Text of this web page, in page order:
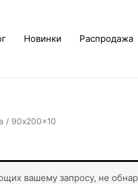
Новинки Распродажа
/ 90x200x10
вашему запросу, не